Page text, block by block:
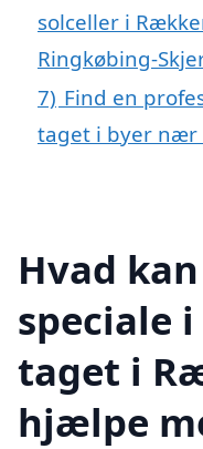
solceller i
Ringkøbing-
7) Find en
taget i byer nær
Hvad
speciale
taget i
hjælpe